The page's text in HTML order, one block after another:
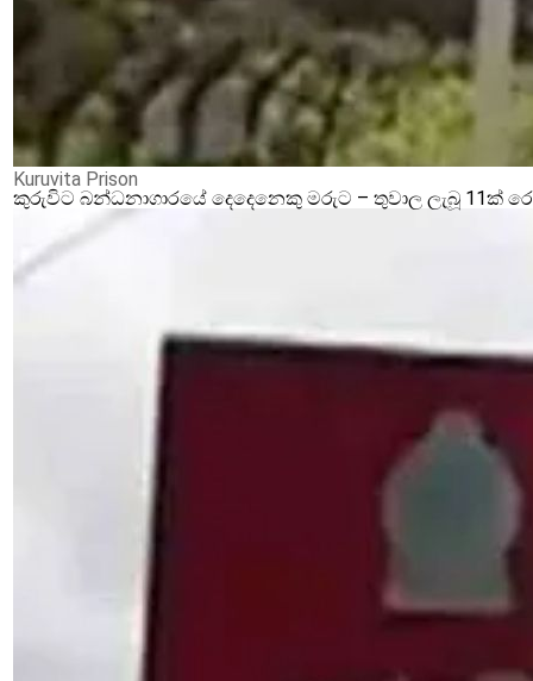
Kuruvita Prison
කුරුවිට බන්ධනාගාරයේ දෙදෙනෙකු මරුට – තුවාල ලැබූ 11ක්